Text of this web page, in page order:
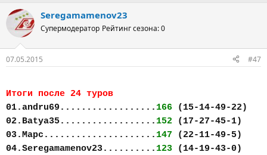
Seregamamenov23
Супермодератор Рейтинг сезона: 0
07.05.2015 #47
Итоги после 24 туров
01.andru69.................. 166 (15-14-49-22)
02.Batya35.................. 152 (17-27-45-1)
03.Марс..................... 147 (22-11-49-5)
04.Seregamamenov23.......... 123 (14-19-43-0)